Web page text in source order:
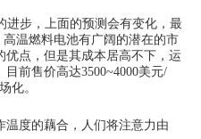
进步，上面的预测会有变化，最
高温燃料电池有广阔的潜在的市
点，但是其成本居高不下，运
前售价高达3500~4000美元/
化。
温度的藕合，人们将注意力由